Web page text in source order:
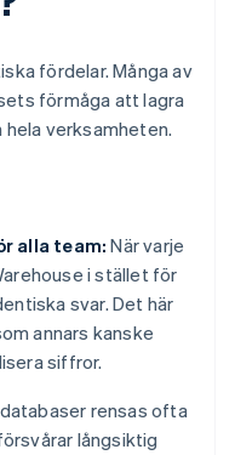
fördelar. Många av
förmåga att lagra
verksamheten.
alla team: När varje
i stället för
svar. Det här
annars kanske
siffror.
rensas ofta
långsiktig